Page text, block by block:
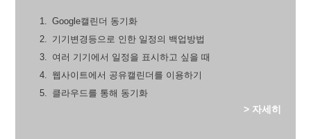
Google캘린더 동기화
기기변경등으로 인한 일정의 백업방법
여러 기기에서 일정을 표시하고 싶을 때
웹사이트에서 공유캘린더를 이용하기
클라우드를 통해 동기화
> 자세히